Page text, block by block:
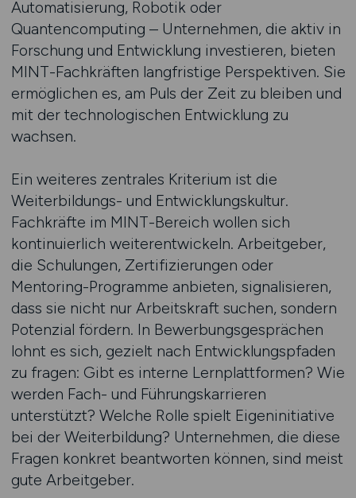
Automatisierung, Robotik oder
Quantencomputing – Unternehmen, die aktiv in
Forschung und Entwicklung investieren, bieten
MINT-Fachkräften langfristige Perspektiven. Sie
ermöglichen es, am Puls der Zeit zu bleiben und
mit der technologischen Entwicklung zu
wachsen.
Ein weiteres zentrales Kriterium ist die
Weiterbildungs- und Entwicklungskultur.
Fachkräfte im MINT-Bereich wollen sich
kontinuierlich weiterentwickeln. Arbeitgeber,
die Schulungen, Zertifizierungen oder
Mentoring-Programme anbieten, signalisieren,
dass sie nicht nur Arbeitskraft suchen, sondern
Potenzial fördern. In Bewerbungsgesprächen
lohnt es sich, gezielt nach Entwicklungspfaden
zu fragen: Gibt es interne Lernplattformen? Wie
werden Fach- und Führungskarrieren
unterstützt? Welche Rolle spielt Eigeninitiative
bei der Weiterbildung? Unternehmen, die diese
Fragen konkret beantworten können, sind meist
gute Arbeitgeber.